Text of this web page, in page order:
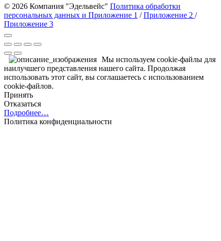
© 2026 Компания "Эдельвейс" Политика обработки
персональных данных и Приложение 1 /Приложение 2 /
Приложение 3
Мы используем cookie-файлы для
наилучшего представления нашего сайта. Продолжая
использовать этот сайт, вы соглашаетесь с использованием
cookie-файлов.
Принять
Отказаться
Подробнее…
Политика конфиденциальности